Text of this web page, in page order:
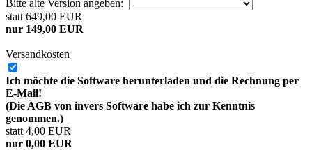
Bitte alte Version angeben:
statt 649,00 EUR
nur 149,00 EUR
Versandkosten
Ich möchte die Software herunterladen und die Rechnung per
E-Mail!
(Die AGB von invers Software habe ich zur Kenntnis
genommen.)
statt 4,00 EUR
nur 0,00 EUR